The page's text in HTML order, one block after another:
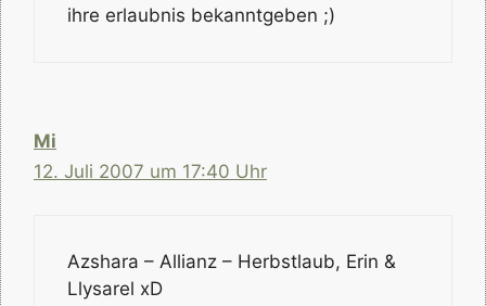
ihre erlaubnis bekanntgeben ;)
Mi
12. Juli 2007 um 17:40 Uhr
Azshara – Allianz – Herbstlaub, Erin &
Llysarel xD